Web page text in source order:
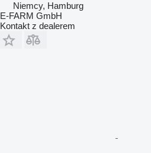
Niemcy, Hamburg
E-FARM GmbH
Kontakt z dealerem